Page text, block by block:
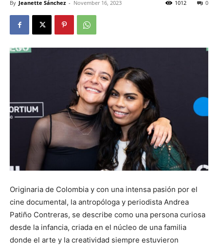
By Jeanette Sánchez - November 16, 2023 0
1012
Originaria de Colombia y con una intensa pasión por el
cine documental, la antropóloga y periodista Andrea
Patiño Contreras, se describe como una persona curiosa
desde la infancia, criada en el núcleo de una familia
donde el arte y la creatividad siempre estuvieron